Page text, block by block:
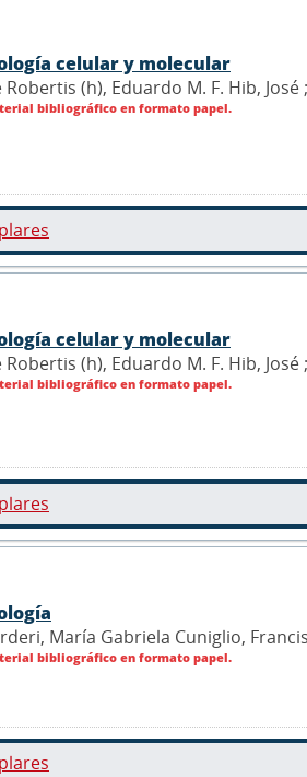
celular y molecular
Robertis (h), Eduardo M. F. Hib,
bibliográfico en formato papel.
celular y molecular
Robertis (h), Eduardo M. F. Hib,
bibliográfico en formato papel.
María Gabriela Cuniglio,
bibliográfico en formato papel.